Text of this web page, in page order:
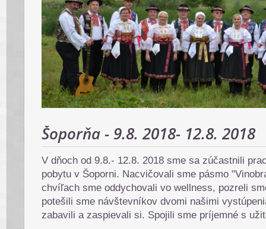
Šoporňa - 9.8. 2018- 12.8. 2018
V dňoch od 9.8.- 12.8. 2018 sme sa zúčastnili
pobytu v Šoporni. Nacvičovali sme pásmo
chvíľach sme oddychovali vo wellness, pozreli
potešili sme návštevníkov dvomi našimi
zabavili a zaspievali si. Spojili sme príjemné s